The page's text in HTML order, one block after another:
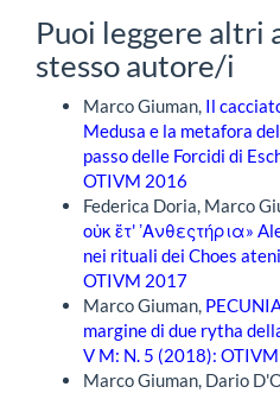
Puoi leggere altri
stesso autore/i
Marco Giuman, Il
Medusa e la metafora
passo delle Forcidi di
OTIVM 2016
Federica Doria, Marco
οὐκ ἔτ' ʼΑνθεςτήρια»
nei rituali dei Choes
OTIVM 2017
Marco Giuman,
margine di due rytha
V M: N. 5 (2018):
Marco Giuman, Dario